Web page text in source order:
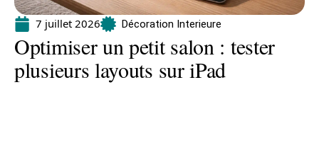
7 juillet 2026 Décoration Interieure
Optimiser un petit salon : tester
plusieurs layouts sur iPad